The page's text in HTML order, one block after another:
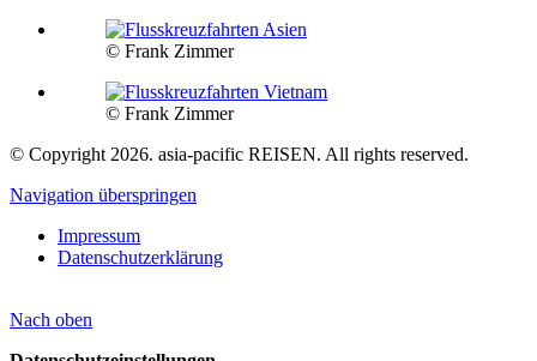
© Frank Zimmer
© Frank Zimmer
© Copyright 2026. asia-pacific REISEN. All rights reserved.
Navigation überspringen
Impressum
Datenschutzerklärung
Nach oben